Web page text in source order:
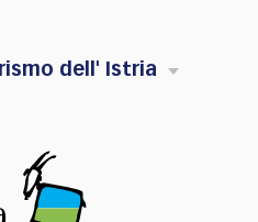
dell' Istria